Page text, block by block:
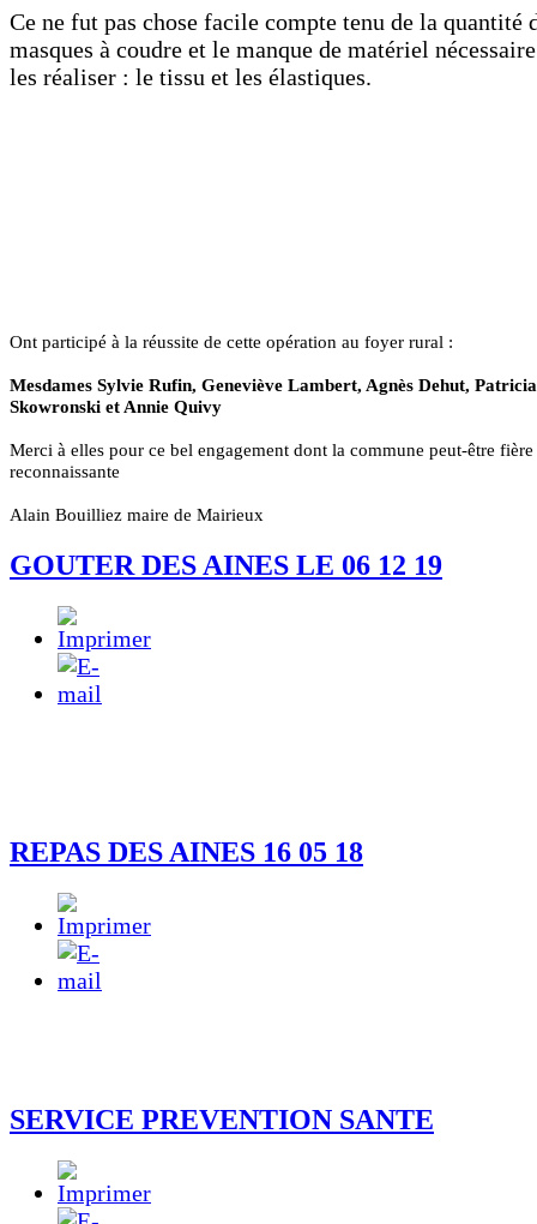
Ce ne fut pas chose facile compte tenu de la quantité
masques à coudre et le manque de matériel
les réaliser : le tissu et les élastiques.
Ont participé à la réussite de cette opération au foyer rural :
Mesdames Sylvie Rufin, Geneviève Lambert, Agnès Dehut, Patricia
Skowronski et Annie Quivy
Merci à elles pour ce bel engagement dont la commune peut-être fière
reconnaissante
Alain Bouilliez maire de Mairieux
GOUTER DES AINES LE 06 12 19
REPAS DES AINES 16 05 18
SERVICE PREVENTION SANTE